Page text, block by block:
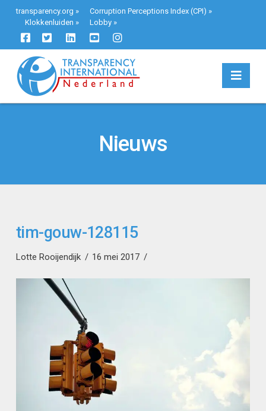
transparency.org » Corruption Perceptions Index (CPI) »
Klokkenluiden » Lobby»
Nieuws
tim-gouw-128115
Lotte Rooijendijk 16 mei 2017